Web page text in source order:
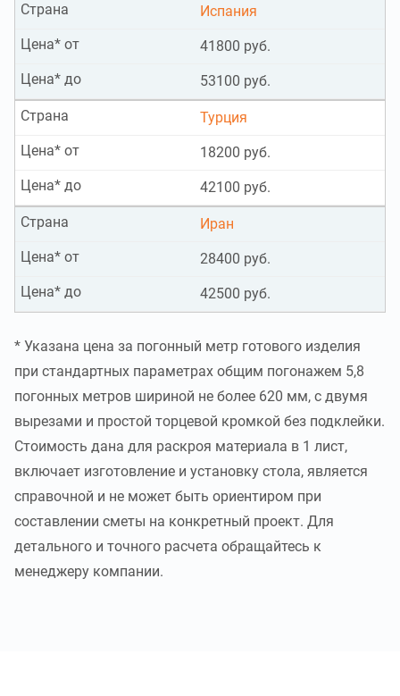
Испания
Страна
41800 руб.
Цена* от
53100 руб.
Цена* до
Турция
Страна
18200 руб.
Цена* от
42100 руб.
Цена* до
Иран
Страна
28400 руб.
Цена* от
42500 руб.
Цена* до
* Указана цена за погонный метр готового изделия
при стандартных параметрах общим погонажем 5,8
погонных метров шириной не более 620 мм, с двумя
вырезами и простой торцевой кромкой без подклейки.
Стоимость дана для раскроя материала в 1 лист,
включает изготовление и установку стола, является
справочной и не может быть ориентиром при
составлении сметы на конкретный проект. Для
детального и точного расчета обращайтесь к
менеджеру компании.